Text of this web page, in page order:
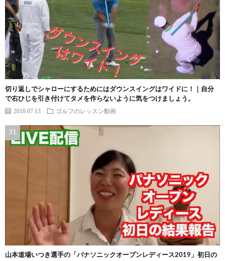
切り返しでシャローにするためにはダウンスイングはワイドに！｜自分
で右ひじを引き付けてタメを作らないように気をつけましょう。
2018.07.13 ゴルフのレッスン動画
山本道場いつき選手の「パナソニックオープンレディース2019」初日の